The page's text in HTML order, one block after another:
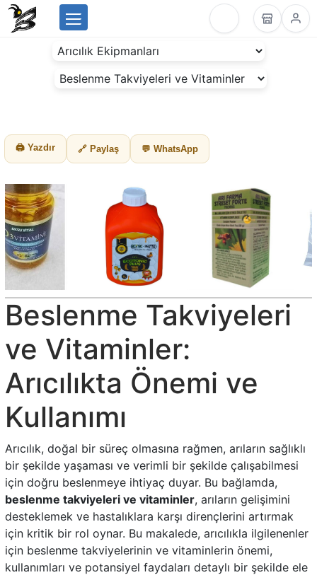
BeesLike
Beekeeping
🖨 Yazdır 🔗 Paylaş 💬 WhatsApp
Beslenme Takviyeleri
ve Vitaminler:
Arıcılıkta Önemi ve
Kullanımı
Arıcılık, doğal bir süreç olmasına rağmen, arıların sağlıklı
bir şekilde yaşaması ve verimli bir şekilde çalışabilmesi
için doğru beslenmeye ihtiyaç duyar. Bu bağlamda,
beslenme takviyeleri ve vitaminler, arıların gelişimini
desteklemek ve hastalıklara karşı dirençlerini artırmak
için kritik bir rol oynar. Bu makalede, arıcılıkla ilgilenenler
için beslenme takviyelerinin ve vitaminlerin önemi,
kullanımları ve potansiyel faydaları detaylı bir şekilde ele